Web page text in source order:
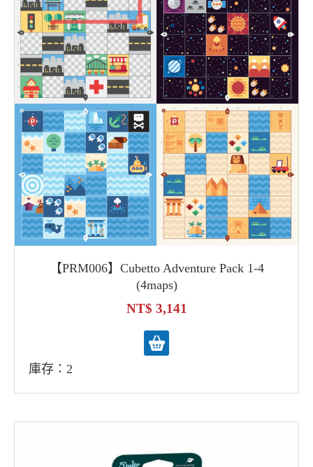
【PRM006】Cubetto Adventure Pack 1-4
(4maps)
3,141
庫存：2